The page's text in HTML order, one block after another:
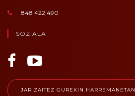
848 422 490
SOZIALA
JAR ZAITEZ GUREKIN HARREMANETAN